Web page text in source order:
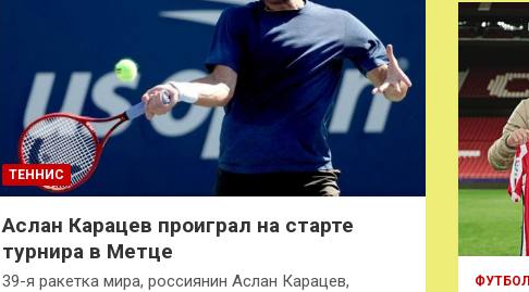
ТЕННИС
Аслан Карацев проиграл на старте
турнира в Метце
39-я ракетка мира, россиянин Аслан Карацев,
к
ФУТБОЛ